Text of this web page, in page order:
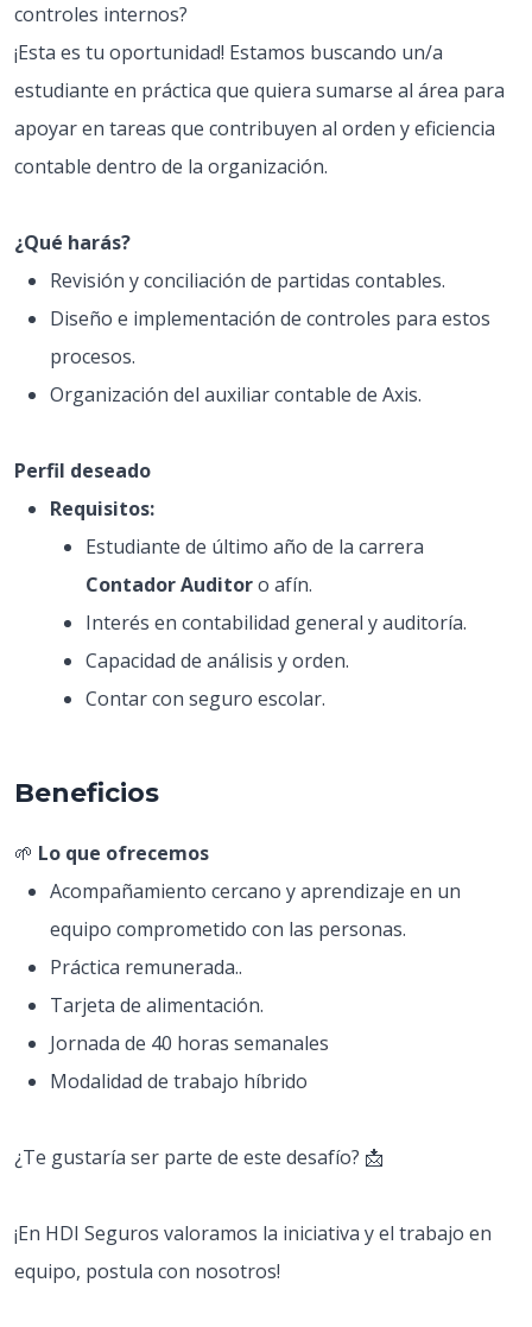
controles internos?
¡Esta es tu oportunidad! Estamos buscando un/a
estudiante en práctica que quiera sumarse al área para
apoyar en tareas que contribuyen al orden y eficiencia
contable dentro de la organización.
¿Qué harás?
Revisión y conciliación de partidas contables.
Diseño e implementación de controles para estos
procesos.
Organización del auxiliar contable de Axis.
Perfil deseado
Requisitos:
Estudiante de último año de la carrera
Contador Auditoro afín.
Interés en contabilidad general y auditoría.
Capacidad de análisis y orden.
Contar con seguro escolar.
Beneficios
🌱 Lo que ofrecemos
Acompañamiento cercano y aprendizaje en un
equipo comprometido con las personas.
Práctica remunerada..
Tarjeta de alimentación.
Jornada de 40 horas semanales
Modalidad de trabajo híbrido
¿Te gustaría ser parte de este desafío? 📩
¡En HDI Seguros valoramos la iniciativa y el trabajo en
equipo, postula con nosotros!